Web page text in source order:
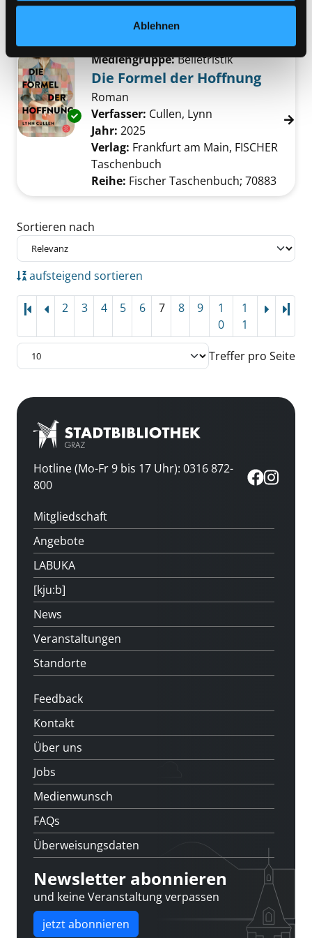
Ablehnen
Verfasser:Ahern, CeceliaSuche nach
2024Verlag:
Exemplar-Details von Die Formel der
Mediengruppe:Belletristik
Die Formel der Hoffnung
Roman
Verfasser: Cullen, Lynn Suche nach
Jahr: 2025
Verlag: Frankfurt am Main, FISCHER
Taschenbuch
Reihe: Fischer Taschenbuch; 70883
Zu den Suchfiltern springen
Sortieren nach
aufsteigend sortieren
2 3 4 5 6 7 8 9
1
0
1
1
Treffer pro Seite
Hotline (Mo-Fr 9 bis 17 Uhr): 0316 872-
800
Mitgliedschaft
Angebote
LABUKA
[kju:b]
News
Veranstaltungen
Standorte
Feedback
Kontakt
Über uns
Jobs
Medienwunsch
FAQs
Überweisungsdaten
Newsletter abonnieren
und keine Veranstaltung verpassen
jetzt abonnieren